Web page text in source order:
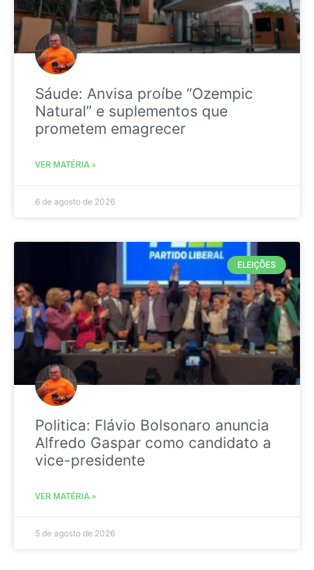
Sáude: Anvisa proíbe “Ozempic
Natural” e suplementos que
prometem emagrecer
VER MATÉRIA »
6 de agosto de 2026
ELEIÇÕES
Politica: Flávio Bolsonaro anuncia
Alfredo Gaspar como candidato a
vice-presidente
VER MATÉRIA »
5 de agosto de 2026